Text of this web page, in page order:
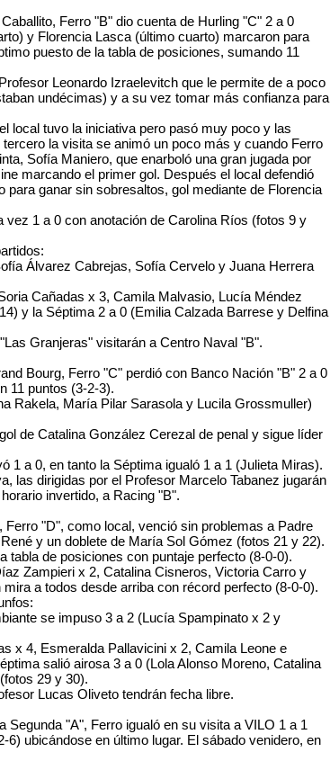
Ferro "B" dio cuenta de Hurling "C" 2 a 0
y Florencia Lasca (último cuarto) marcaron para
puesto de la tabla de posiciones, sumando 11
Leonardo Izraelevitch que le permite de a poco
undécimas) y a su vez tomar más confianza para
local tuvo la iniciativa pero pasó muy poco y las
la visita se animó un poco más y cuando Ferro
Sofía Maniero, que enarboló una gran jugada por
marcando el primer gol. Después el local defendió
para ganar sin sobresaltos, gol mediante de Florencia
vez 1 a 0 con anotación de Carolina Ríos (fotos 9 y
Álvarez Cabrejas, Sofía Cervelo y Juana Herrera
Cañadas x 3, Camila Malvasio, Lucía Méndez
y la Séptima 2 a 0 (Emilia Calzada Barrese y Delfina
Granjeras" visitarán a Centro Naval "B".
Bourg, Ferro "C" perdió con Banco Nación "B" 2 a 0
11 puntos (3-2-3).
Rakela, María Pilar Sarasola y Lucila Grossmuller)
de Catalina González Cerezal de penal y sigue líder
1 a 0, en tanto la Séptima igualó 1 a 1 (Julieta Miras).
las dirigidas por el Profesor Marcelo Tabanez jugarán
invertido, a Racing "B".
Ferro "D", como local, venció sin problemas a Padre
y un doblete de María Sol Gómez (fotos 21 y 22).
tabla de posiciones con puntaje perfecto (8-0-0).
Zampieri x 2, Catalina Cisneros, Victoria Carro y
a todos desde arriba con récord perfecto (8-0-0).
se impuso 3 a 2 (Lucía Spampinato x 2 y
x 4, Esmeralda Pallavicini x 2, Camila Leone e
salió airosa 3 a 0 (Lola Alonso Moreno, Catalina
29 y 30).
Lucas Oliveto tendrán fecha libre.
Segunda "A", Ferro igualó en su visita a VILO 1 a 1
ubicándose en último lugar. El sábado venidero, en